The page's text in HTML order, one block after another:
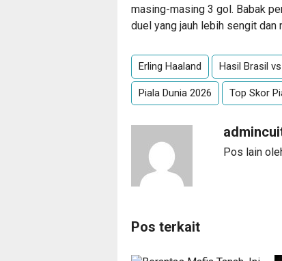
masing-masing 3 gol. Babak
duel yang jauh lebih sengit
Erling Haaland Hasil Brasil
Piala Dunia 2026 Top Skor
Pos lain
Pos terkait